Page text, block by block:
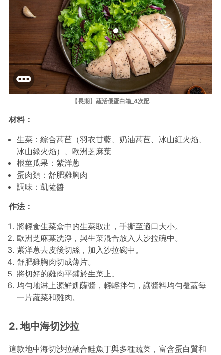
【長期】蔬活優蛋白箱_4次配
材料：
生菜：綜合萵苣（羽衣甘藍、奶油萵苣、冰山紅火焰、
冰山綠火焰）、歐洲芝麻葉
根莖瓜果：紫洋蔥
蛋肉類：舒肥雞胸肉
調味：凱薩醬
作法：
將輕食生菜盒中的生菜取出，手撕至適口大小。
歐洲芝麻葉洗淨，與生菜混合放入大沙拉碗中。
紫洋蔥去皮後切絲，加入沙拉碗中。
舒肥雞胸肉切成薄片。
將切好的雞肉平鋪於生菜上。
均勻地淋上源鮮凱薩醬，輕輕拌勻，讓醬料均勻覆蓋每
一片蔬菜和雞肉。
2. 地中海切沙拉
這款地中海切沙拉融合鮭魚丁與多種蔬菜，富含蛋白質和